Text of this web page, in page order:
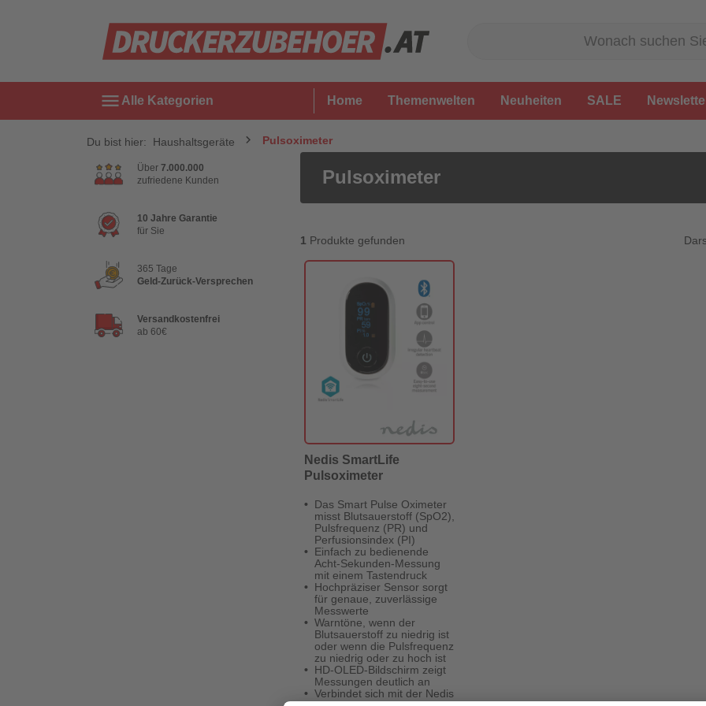
menu Alle Kategorien Home Themenwelten Neuheiten SALE
Du bist hier: Haushaltsgeräte Pulsoximeter
Pulsoximeter
Über 7.000.000
zufriedene Kunden
10 Jahre Garantie
für Sie
365 Tage
Geld-Zurück-Versprechen
Versandkostenfrei
ab 60€
1 Produkte gefunden
Nedis SmartLife
Pulsoximeter
Das Smart Pulse Oximeter
misst Blutsauerstoff (SpO2),
Pulsfrequenz (PR) und
Perfusionsindex (PI)
Einfach zu bedienende
Acht-Sekunden-Messung
mit einem Tastendruck
Hochpräziser Sensor sorgt
für genaue, zuverlässige
Messwerte
Warntöne, wenn der
Blutsauerstoff zu niedrig ist
oder wenn die Pulsfrequenz
zu niedrig oder zu hoch ist
HD-OLED-Bildschirm zeigt
Messungen deutlich an
Verbindet sich mit der Nedis